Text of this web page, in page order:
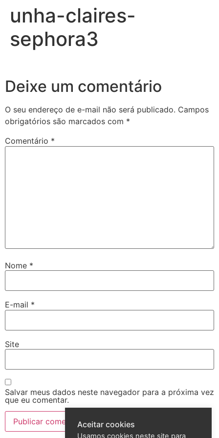
unha-claires-
sephora3
Deixe um comentário
O seu endereço de e-mail não será publicado. Campos
obrigatórios são marcados com *
Comentário *
Nome *
E-mail *
Site
Salvar meus dados neste navegador para a próxima vez
que eu comentar.
Aceitar cookies
Usamos cookies neste site para